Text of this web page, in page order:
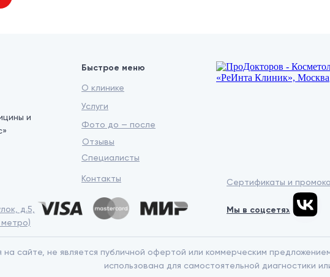
и
Быстрое меню
О клинике
Специалисты
Фото до — после
д.5,
метро)
на сайте, не является публичной офертой или коммерческим
использована для самостоятельной диагностики
Услуги
Отзывы
Контакты
Мы в соцсетях
Сертификаты и